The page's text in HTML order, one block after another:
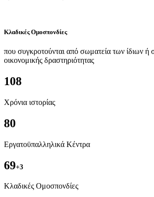
Κλαδικές Ομοσπονδίες
που συγκροτούνται από σωματεία των ίδιων
οικονομικής δραστηριότητας
108
Χρόνια ιστορίας
80
Εργατοϋπαλληλικά Κέντρα
69+3
Kλαδικές Ομοσπονδίες